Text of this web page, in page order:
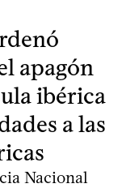
apagón
ibérica
a las
Nacional